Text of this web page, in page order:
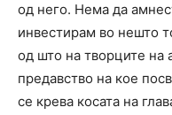
од него. Нема да
инвестирам во нешто
од што на творците на
предавство на кое
се крева косата на